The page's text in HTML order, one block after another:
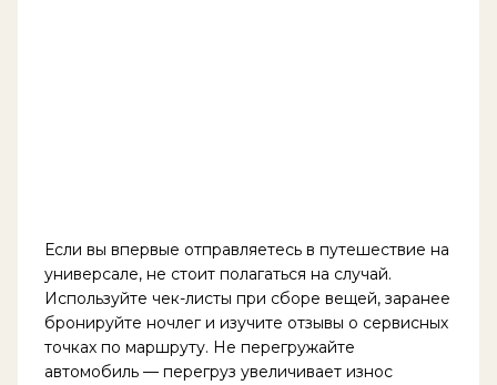
Если вы впервые отправляетесь в путешествие на
универсале, не стоит полагаться на случай.
Используйте чек-листы при сборе вещей, заранее
бронируйте ночлег и изучите отзывы о сервисных
точках по маршруту. Не перегружайте
автомобиль — перегруз увеличивает износ